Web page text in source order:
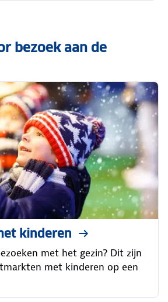
bezoek aan de
kinderen
met het gezin? Dit zijn
met kinderen op een